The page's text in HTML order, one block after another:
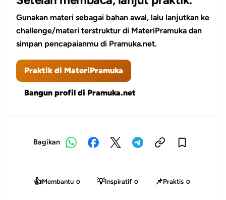
Gunakan materi sebagai bahan awal, lalu lanjutkan ke
challenge/materi terstruktur di MateriPramuka dan
simpan pencapaianmu di Pramuka.net.
Praktik di MateriPramuka
Bangun profil di Pramuka.net
Bagikan
👍Membantu 0 💡Inspiratif 0 📌Praktis 0